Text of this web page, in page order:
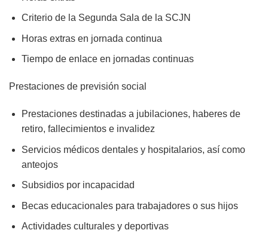
Criterio de la Segunda Sala de la SCJN
Horas extras en jornada continua
Tiempo de enlace en jornadas continuas
Prestaciones de previsión social
Prestaciones destinadas a jubilaciones, haberes de
retiro, fallecimientos e invalidez
Servicios médicos dentales y hospitalarios, así como
anteojos
Subsidios por incapacidad
Becas educacionales para trabajadores o sus hijos
Actividades culturales y deportivas